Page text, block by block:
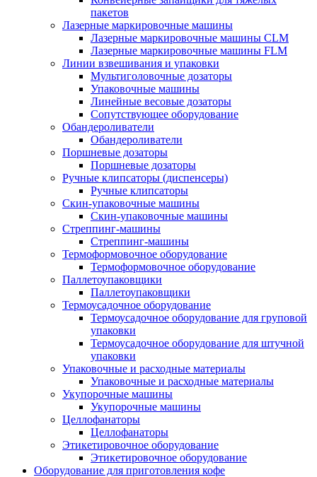
пакетов
Лазерные маркировочные машины
Лазерные маркировочные машины CLM
Лазерные маркировочные машины FLM
Линии взвешивания и упаковки
Мультиголовочные дозаторы
Упаковочные машины
Линейные весовые дозаторы
Сопутствующее оборудование
Обандероливатели
Обандероливатели
Поршневые дозаторы
Поршневые дозаторы
Ручные клипсаторы (диспенсеры)
Ручные клипсаторы
Скин-упаковочные машины
Скин-упаковочные машины
Стреппинг-машины
Стреппинг-машины
Термоформовочное оборудование
Термоформовочное оборудование
Паллетоупаковщики
Паллетоупаковщики
Термоусадочное оборудование
Термоусадочное оборудование для груповой
упаковки
Термоусадочное оборудование для штучной
упаковки
Упаковочные и расходные материалы
Упаковочные и расходные материалы
Укупорочные машины
Укупорочные машины
Целлофанаторы
Целлофанаторы
Этикетировочное оборудование
Этикетировочное оборудование
Оборудование для приготовления кофе